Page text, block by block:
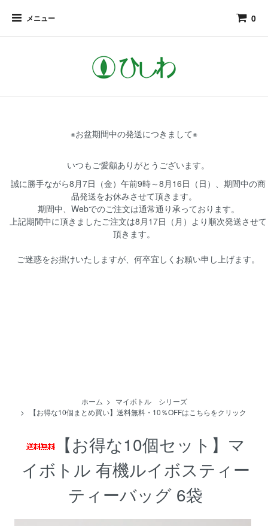
メニュー 0
※お盆期間中の発送につきまして※
いつもご愛顧ありがとうございます。
誠に勝手ながら8月7日（金）午前9時～8月16日（日）、期間中の商
品発送をお休みさせて頂きます。
期間中、Webでのご注文は通常通り承っております。
上記期間中に頂きましたご注文は8月17日（月）より順次発送させて
頂きます。
ご迷惑をお掛けいたしますが、何卒宜しくお願い申し上げます。
ホーム > マイボトル シリーズ
>
【お得な10個まとめ買い】送料無料・10％OFFはこちらをクリック
【お得な10個セット】マ
イボトル 有機ルイボスティー
ティーバッグ 6袋